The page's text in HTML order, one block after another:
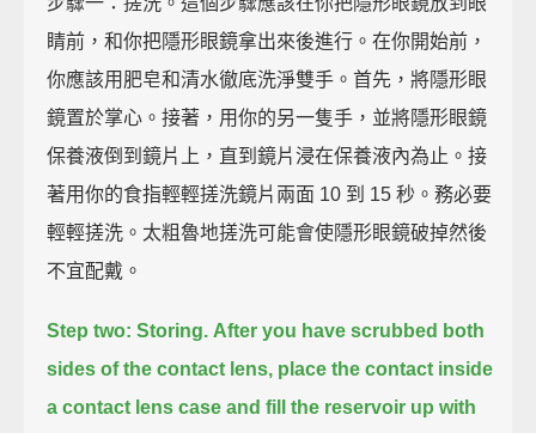
睛前，和你把隱形眼鏡拿出來後進行。在你開始前，
你應該用肥皂和清水徹底洗淨雙手。首先，將隱形眼
鏡置於掌心。接著，用你的另一隻手，並將隱形眼鏡
保養液倒到鏡片上，直到鏡片浸在保養液內為止。接
著用你的食指輕輕搓洗鏡片兩面 10 到 15 秒。務必要
輕輕搓洗。太粗魯地搓洗可能會使隱形眼鏡破掉然後
不宜配戴。
Step two: Storing. After you have scrubbed both
sides of the contact lens, place the contact inside
a contact lens case and fill the reservoir up with